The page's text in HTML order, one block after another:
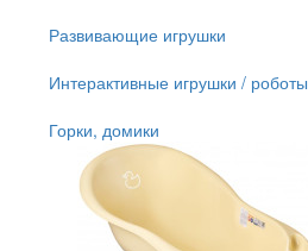
Развивающие игрушки
Интерактивные игрушки / роботы
Горки, домики